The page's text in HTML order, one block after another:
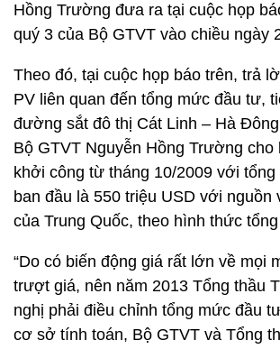
Hồng Trường đưa ra tại cuộc họp
quý 3 của Bộ GTVT vào chiều ngày
Theo đó, tại cuộc họp báo trên, trả
PV liên quan đến tổng mức đầu tư,
đường sắt đô thị Cát Linh – Hà
Bộ GTVT Nguyễn Hồng Trường cho
khởi công từ tháng 10/2009 với
ban đầu là 550 triệu USD với nguồn
của Trung Quốc, theo hình thức
“Do có biến động giá rất lớn về mọi
trượt giá, nên năm 2013 Tổng thầu
nghị phải điều chỉnh tổng mức đầu
cơ sở tính toán, Bộ GTVT và Tổng